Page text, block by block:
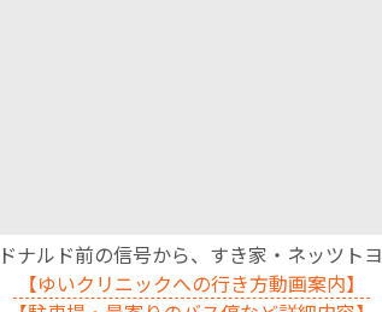
ルド前の信号から、すき家・ネッツト
【ゆいクリニックへの行き方動画案内】